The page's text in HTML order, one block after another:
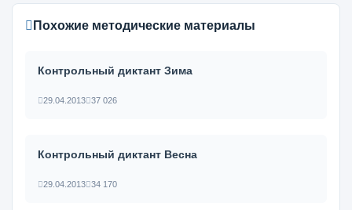
Похожие методические материалы
Контрольный диктант Зима
29.04.2013 37 026
Контрольный диктант Весна
29.04.2013 34 170